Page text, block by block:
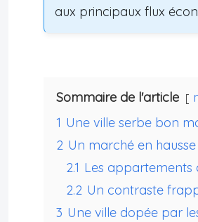
aux principaux flux
Sommaire de l'article
1 Une ville serbe bon
2 Un marché en
2.1 Les appartements
2.2 Un contraste
3 Une ville dopée par